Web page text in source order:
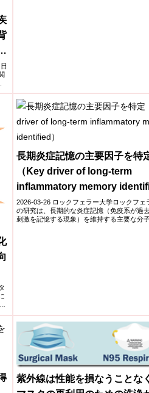
長期炎症記憶の主要因子を特
（Key driver of long-term
inflammatory memory
2026-03-26 ロックフェラー大学ロックフェ
の研究は、長期的な炎症記憶（免疫系が過
刺激を記憶する現象）を維持する主要な分子
紫外線は性能を損なうことな